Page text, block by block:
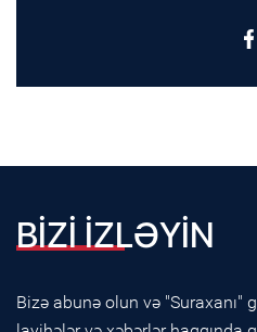
BİZİ İZLƏYİN
Bizə abunə olun və "Suraxanı"